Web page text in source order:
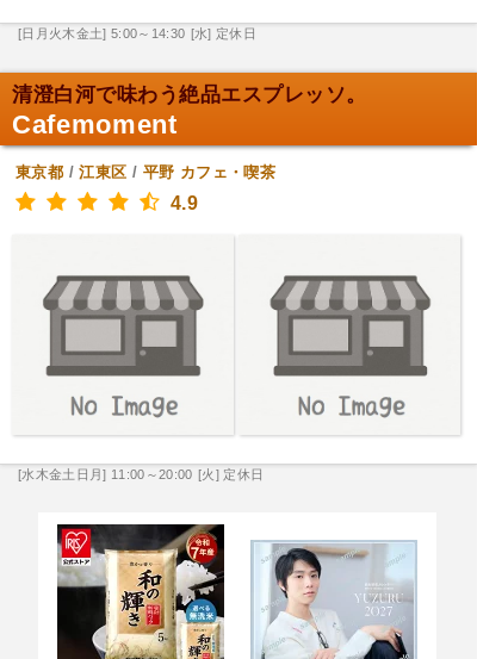
[日月火木金土] 5:00～14:30 [水] 定休日
清澄白河で味わう絶品エスプレッソ。
Cafemoment
東京都 /江東区 / 平野 カフェ・喫茶
4.9
[水木金土日月] 11:00～20:00 [火] 定休日